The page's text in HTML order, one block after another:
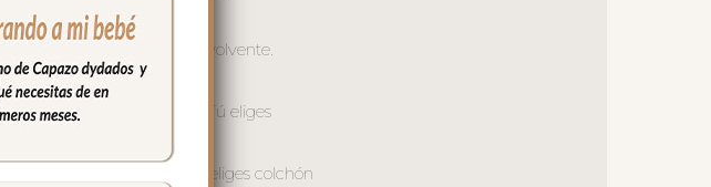
más acolchada y envolvente.
con borde definido. Tú eliges
para mayor suavidad. Tú eliges colchón